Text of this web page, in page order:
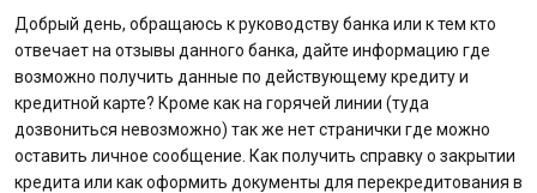
Вопросы банку
Отзывы
Кредити для бізнеса
Добрый день, обращаюсь к руководству банка или к тем кто
отвечает на отзывы данного банка, дайте информацию где
возможно получить данные по действующему кредиту и
кредитной карте? Кроме как на горячей линии (туда
дозвониться невозможно) так же нет странички где можно
оставить личное сообщение. Как получить справку о закрытии
кредита или как оформить документы для перекредитования в